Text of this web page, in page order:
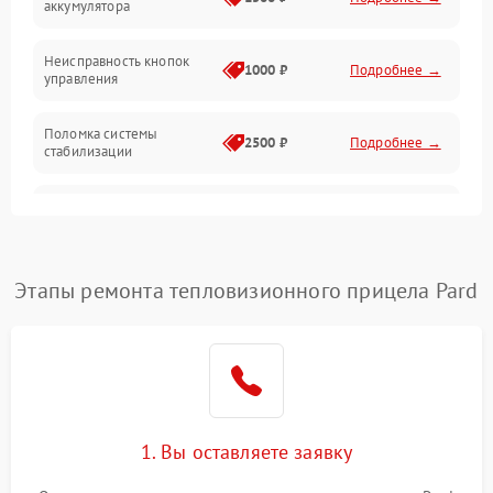
аккумулятора
Неисправность кнопок
управления
1000 ₽ Подробнее →
Поломка системы
стабилизации
2500 ₽ Подробнее →
Wi-Fi
1500 ₽ Подробнее →
2000 ₽
1500 ₽
Этапы ремонта тепловизионного прицела Pard
1. Вы оставляете заявку